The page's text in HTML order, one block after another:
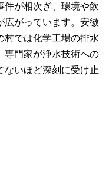
件が相次ぎ、環境や飲
広がっています。安徽
村では化学工場の排水
専門家が浄水技術への
ないほど深刻に受け止